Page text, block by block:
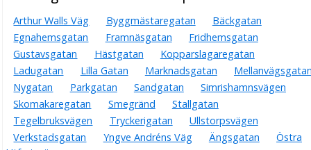
Arthur Walls Väg Byggmästaregatan
Bäckgatan
Egnahemsgatan
Framnäsgatan
Fridhemsgatan
Gustavsgatan
Hästgatan
Kopparslagaregatan
Ladugatan
Lilla Gatan Marknadsgatan
Nygatan
Parkgatan Sandgatan
Simrishamnsvägen
Skomakaregatan
Smegränd
Stallgatan
Tegelbruksvägen
Tryckerigatan
Ullstorpsvägen
Verkstadsgatan
Yngve Andréns Väg Ängsgatan
Östra